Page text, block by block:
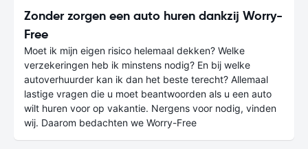
Zonder zorgen een auto huren dankzij Worry-
Free
Moet ik mijn eigen risico helemaal dekken? Welke
verzekeringen heb ik minstens nodig? En bij welke
autoverhuurder kan ik dan het beste terecht? Allemaal
lastige vragen die u moet beantwoorden als u een auto
wilt huren voor op vakantie. Nergens voor nodig, vinden
wij. Daarom bedachten we Worry-Free